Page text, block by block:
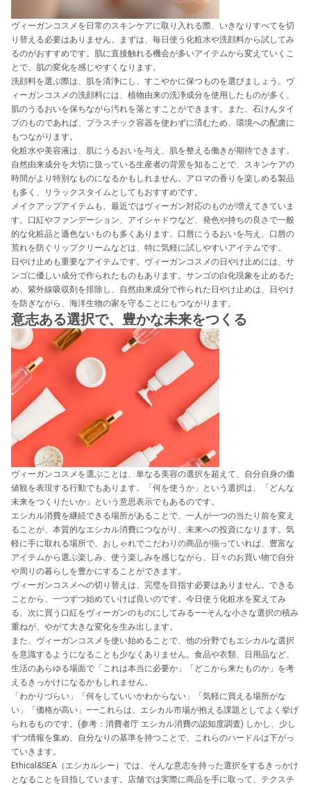
ヴィーガンコスメを日常のスキンケアに取り入れる際、いきなりすべてを切
り替える必要はありません。まずは、毎日使う化粧水や洗顔料から試してみ
るのがおすすめです。肌に直接触れる機会が多いアイテムから変えていくこ
とで、肌の変化を感じやすくなります。
洗顔料を選ぶ際は、肌を清浄にし、すこやかに保つものを選びましょう。ヴ
ィーガンコスメの洗顔料には、植物由来の洗浄成分を使用したものが多く、
肌のうるおいを保ちながら汚れを落とすことができます。また、石けんタイ
プのものであれば、プラスチック容器を使わずに済むため、環境への配慮に
もつながります。
化粧水や美容液は、肌にうるおいを与え、肌を整える働きが期待できます。
自然由来成分を大切に扱っている生産者の背景を知ることで、スキンケアの
時間がより特別なものになるかもしれません。アロマの香りを楽しめる製品
も多く、リラックスタイムとしてもおすすめです。
メイクアップアイテムも、最近ではヴィーガン対応のものが増えてきていま
す。口紅やファンデーション、アイシャドウなど、発色や持ちの良さで一般
的な化粧品と遜色ないものも多くあります。口唇にうるおいを与え、口唇の
荒れを防ぐリップクリームなどは、特に気軽に試しやすいアイテムです。
日やけ止めも重要なアイテムです。ヴィーガンコスメの日やけ止めには、サ
ンゴに優しい成分で作られたものもあります。サンゴの白化現象を止めるた
め、紫外線吸収剤を排除し、自然由来成分で作られた日やけ止めは、日やけ
を防ぎながら、海洋生物の家を守ることにもつながります。
意志ある選択で、豊かな未来をつくる
ヴィーガンコスメを選ぶことは、単なる美容の選択を超えて、自分自身の価
値観を表現する行動でもあります。「何を使うか」という選択は、「どんな
未来をつくりたいか」という意思表示でもあるのです。
エシカル消費を継続できる場所があることで、一人が一つの当たり前を変え
ることが、本質的なエシカル消費につながり、未来への投資になります。気
軽に手に取れる場所で、おしゃれでこだわりの商品が揃っていれば、豊富な
アイテムから選ぶ楽しみ、使う楽しみを感じながら、日々のお買い物で自分
や周りの暮らしを豊かにすることができます。
ヴィーガンコスメへの切り替えは、完璧を目指す必要はありません。できる
ことから、一つずつ始めていけば良いのです。今日使う化粧水を変えてみ
る、次に買う口紅をヴィーガンのものにしてみる——そんな小さな選択の積み
重ねが、やがて大きな変化を生み出します。
また、ヴィーガンコスメを使い始めることで、他の分野でもエシカルな選択
を意識するようになることも少なくありません。食品や衣類、日用品など、
生活のあらゆる場面で「これは本当に必要か」「どこから来たものか」を考
えるきっかけになるかもしれません。
「わかりづらい」「何をしていいかわからない」「気軽に買える場所がな
い」「価格が高い」——これらは、エシカル市場が抱える課題としてよく挙げ
られるものです。(参考：消費者庁 エシカル消費の認知度調査) しかし、少し
ずつ情報を集め、自分なりの基準を持つことで、これらのハードルは下がっ
ていきます。
Ethical&SEA（エシカルシー）では、そんな意志を持った選択をするきっかけ
となることを目指しています。店舗では実際に商品を手に取って、テクスチ